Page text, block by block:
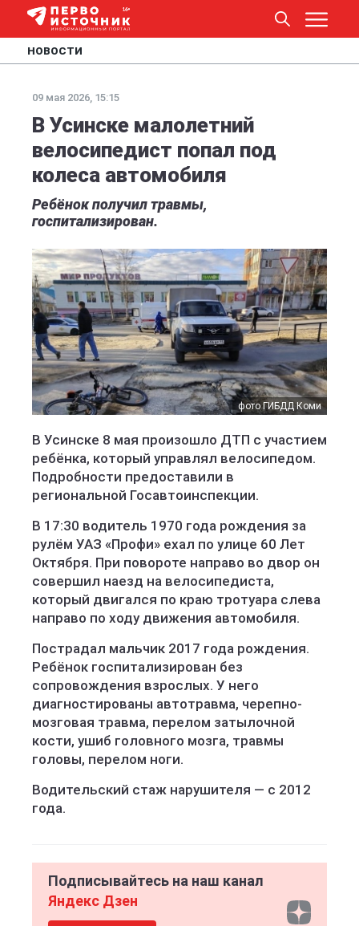
НОВОСТИ
09 мая 2026, 15:15
В Усинске малолетний
велосипедист попал под
колеса автомобиля
Ребёнок получил травмы,
госпитализирован.
фото ГИБДД Коми
В Усинске 8 мая произошло ДТП с участием
ребёнка, который управлял велосипедом.
Подробности предоставили в
региональной Госавтоинспекции.
В 17:30 водитель 1970 года рождения за
рулём УАЗ «Профи» ехал по улице 60 Лет
Октября. При повороте направо во двор он
совершил наезд на велосипедиста,
который двигался по краю тротуара слева
направо по ходу движения автомобиля.
Пострадал мальчик 2017 года рождения.
Ребёнок госпитализирован без
сопровождения взрослых. У него
диагностированы автотравма, черепно-
мозговая травма, перелом затылочной
кости, ушиб головного мозга, травмы
головы, перелом ноги.
Водительский стаж нарушителя — с 2012
года.
Подписывайтесь на наш канал
Яндекс Дзен